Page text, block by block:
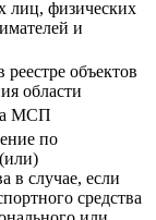
лиц, физических
и
объектов
области
МСП
по
в случае, если
средства